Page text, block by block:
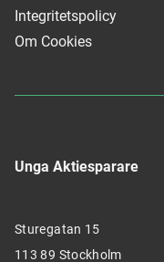
Unga Aktiesparare
Sturegatan 15
113 89 Stockholm
Integritetspolicy
Om Cookies